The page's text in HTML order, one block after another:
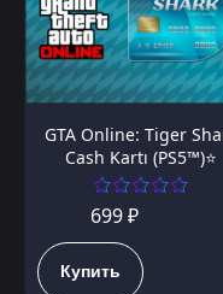
GTA Online: Tiger
Cash Kartı (PS5™)⭐️
699 ₽
Купить